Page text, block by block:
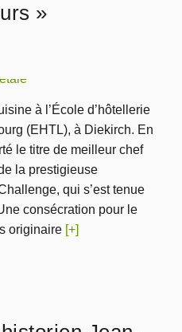
»
à l’École d’hôtellerie
(EHTL), à Diekirch. En
le titre de meilleur chef
la prestigieuse
qui s’est tenue
consécration pour le
originaire [+]